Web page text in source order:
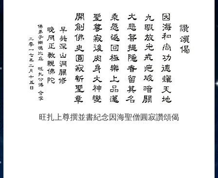
旺扎上尊撰並書紀念因海聖僧圓寂讚頌偈